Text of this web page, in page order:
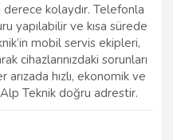
kolaydır. Telefonla
yapılabilir ve kısa sürede
mobil servis ekipleri,
cihazlarınızdaki sorunları
hızlı, ekonomik ve
Teknik doğru adrestir.